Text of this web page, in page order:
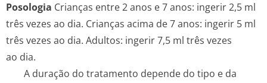
Posologia Crianças entre 2 anos e 7 anos: ingerir 2,5 ml
três vezes ao dia. Crianças acima de 7 anos: ingerir 5 ml
três vezes ao dia. Adultos: ingerir 7,5 ml três vezes
ao dia.
A duração do tratamento depende do tipo e da